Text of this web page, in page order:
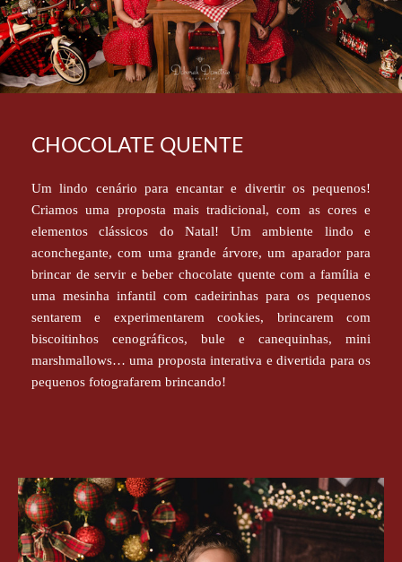
CHOCOLATE QUENTE
Um lindo cenário para encantar e divertir os pequenos!
Criamos uma proposta mais tradicional, com as cores e
elementos clássicos do Natal! Um ambiente lindo e
aconchegante, com uma grande árvore, um aparador para
brincar de servir e beber chocolate quente com a família e
uma mesinha infantil com cadeirinhas para os pequenos
sentarem e experimentarem cookies, brincarem com
biscoitinhos cenográficos, bule e canequinhas, mini
marshmallows… uma proposta interativa e divertida para os
pequenos fotografarem brincando!